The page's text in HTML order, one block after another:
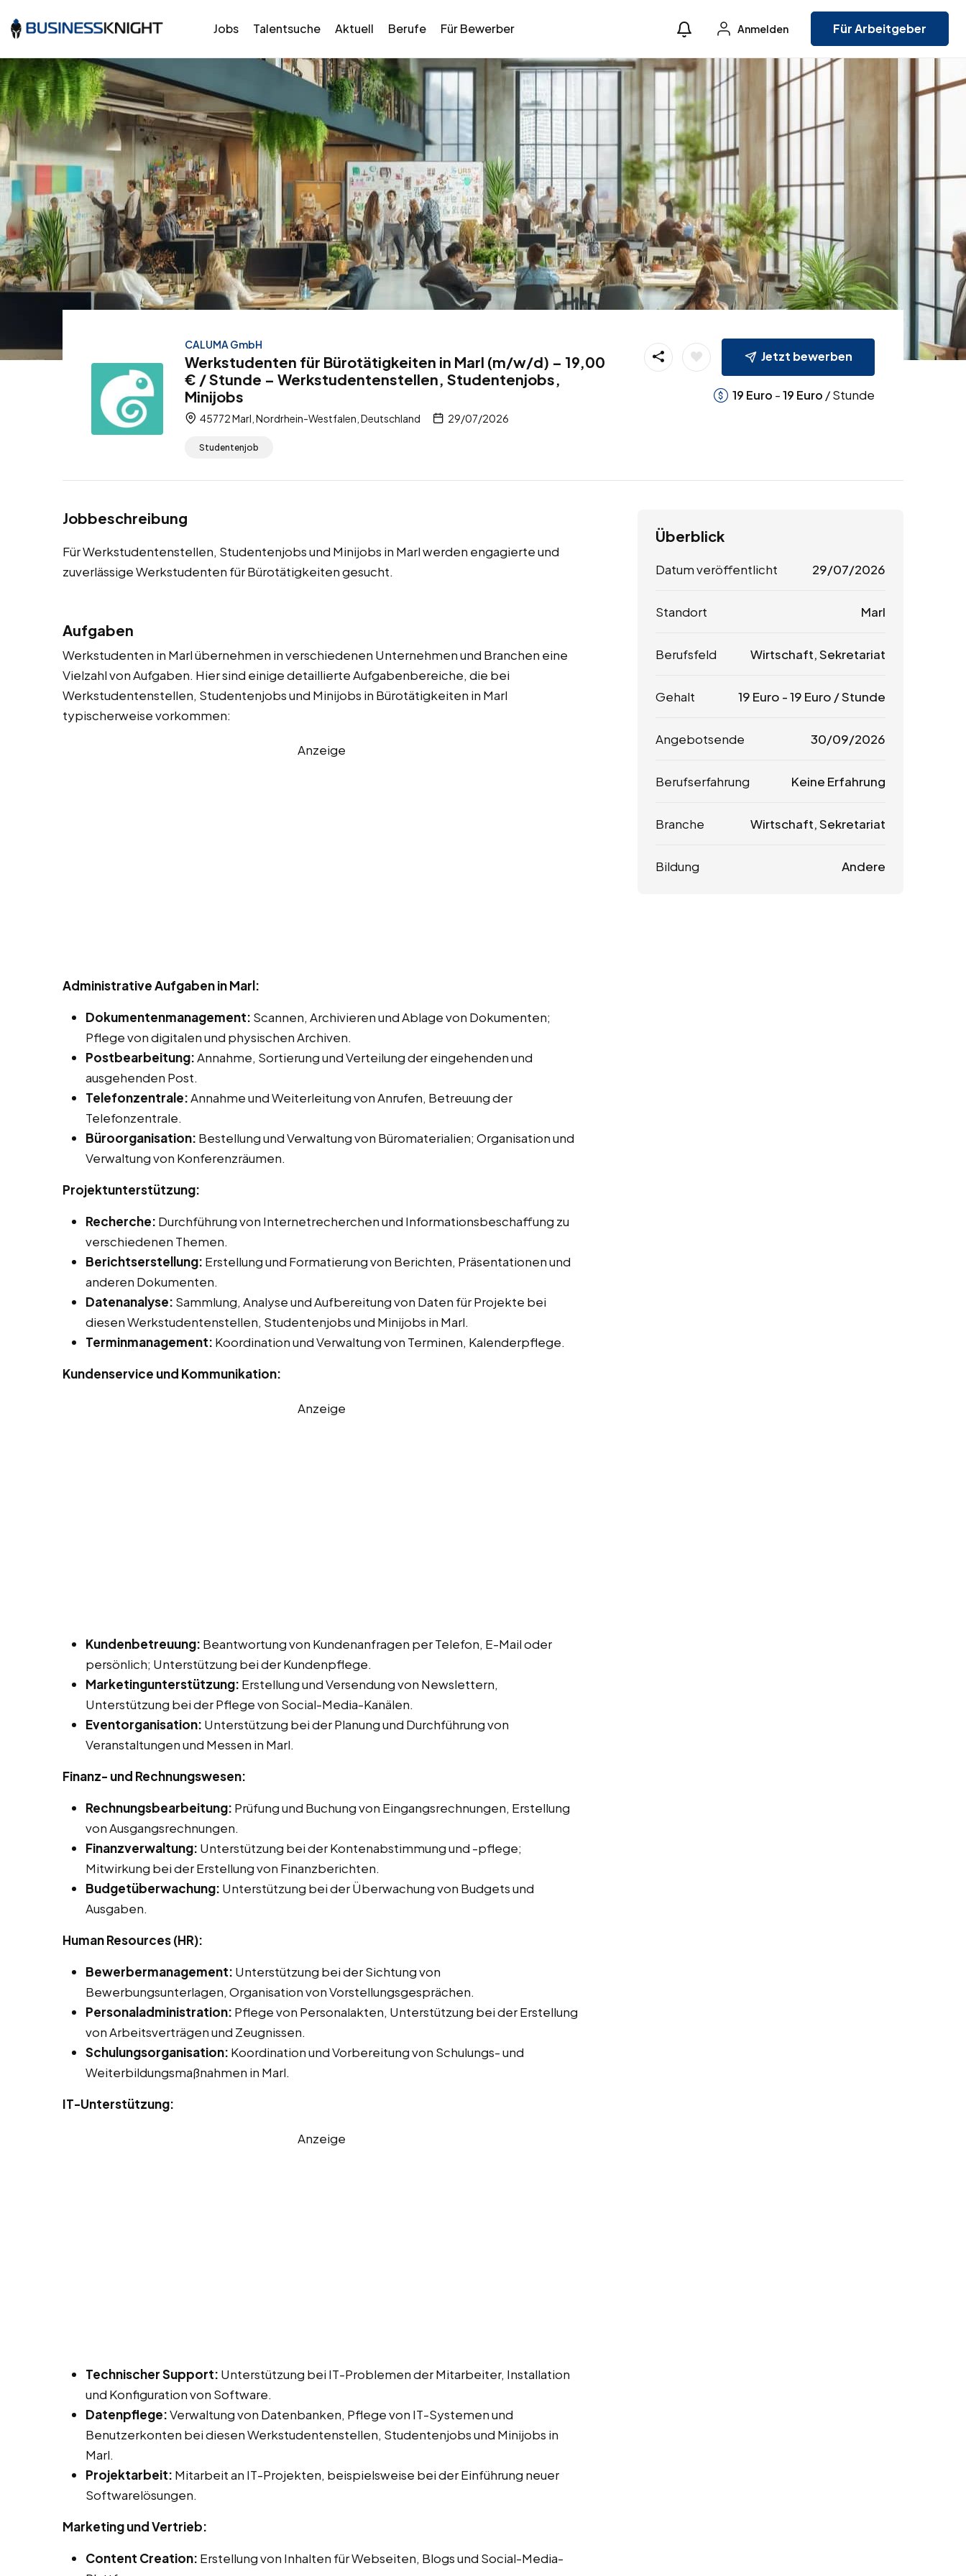
Jobs Talentsuche Aktuell Berufe Für Bewerber Anmelden Für Arbeitgeber
CALUMA GmbH
Werkstudenten für Bürotätigkeiten in Marl (m/w/d) – 19,00
€ / Stunde – Werkstudentenstellen, Studentenjobs,
Minijobs
45772 Marl, Nordrhein-Westfalen, Deutschland 29/07/2026
Studentenjob
Jetzt bewerben
19 Euro -19 Euro / Stunde
Jobbeschreibung
Für Werkstudentenstellen, Studentenjobs und Minijobs in Marl werden engagierte und
zuverlässige Werkstudenten für Bürotätigkeiten gesucht.
Aufgaben
Werkstudenten in Marl übernehmen in verschiedenen Unternehmen und Branchen eine
Vielzahl von Aufgaben. Hier sind einige detaillierte Aufgabenbereiche, die bei
Werkstudentenstellen, Studentenjobs und Minijobs in Bürotätigkeiten in Marl
typischerweise vorkommen:
Anzeige
Administrative Aufgaben in Marl:
Dokumentenmanagement: Scannen, Archivieren und Ablage von Dokumenten;
Pflege von digitalen und physischen Archiven.
Postbearbeitung:Annahme, Sortierung und Verteilung der eingehenden und
ausgehenden Post.
Telefonzentrale:Annahme und Weiterleitung von Anrufen, Betreuung der
Telefonzentrale.
Büroorganisation: Bestellung und Verwaltung von Büromaterialien; Organisation und
Verwaltung von Konferenzräumen.
Projektunterstützung:
Recherche: Durchführung von Internetrecherchen und Informationsbeschaffung zu
verschiedenen Themen.
Berichtserstellung: Erstellung und Formatierung von Berichten, Präsentationen und
anderen Dokumenten.
Datenanalyse: Sammlung, Analyse und Aufbereitung von Daten für Projekte bei
diesen Werkstudentenstellen, Studentenjobs und Minijobs in Marl.
Terminmanagement: Koordination und Verwaltung von Terminen, Kalenderpflege.
Kundenservice und Kommunikation:
Anzeige
Kundenbetreuung: Beantwortung von Kundenanfragen per Telefon, E-Mail oder
persönlich; Unterstützung bei der Kundenpflege.
Marketingunterstützung: Erstellung und Versendung von Newslettern,
Unterstützung bei der Pflege von Social-Media-Kanälen.
Eventorganisation: Unterstützung bei der Planung und Durchführung von
Veranstaltungen und Messen in Marl.
Finanz- und Rechnungswesen:
Rechnungsbearbeitung: Prüfung und Buchung von Eingangsrechnungen, Erstellung
von Ausgangsrechnungen.
Finanzverwaltung: Unterstützung bei der Kontenabstimmung und -pflege;
Mitwirkung bei der Erstellung von Finanzberichten.
Budgetüberwachung: Unterstützung bei der Überwachung von Budgets und
Ausgaben.
Human Resources (HR):
Bewerbermanagement: Unterstützung bei der Sichtung von
Bewerbungsunterlagen, Organisation von Vorstellungsgesprächen.
Personaladministration: Pflege von Personalakten, Unterstützung bei der Erstellung
von Arbeitsverträgen und Zeugnissen.
Schulungsorganisation: Koordination und Vorbereitung von Schulungs- und
Weiterbildungsmaßnahmen in Marl.
IT-Unterstützung:
Anzeige
Technischer Support: Unterstützung bei IT-Problemen der Mitarbeiter, Installation
und Konfiguration von Software.
Datenpflege:Verwaltung von Datenbanken, Pflege von IT-Systemen und
Benutzerkonten bei diesen Werkstudentenstellen, Studentenjobs und Minijobs in
Marl.
Projektarbeit: Mitarbeit an IT-Projekten, beispielsweise bei der Einführung neuer
Softwarelösungen.
Marketing und Vertrieb:
Content Creation: Erstellung von Inhalten für Webseiten, Blogs und Social-Media-
Überblick
Datum veröffentlicht 29/07/2026
Standort Marl
Berufsfeld Wirtschaft, Sekretariat
Gehalt 19 Euro -19 Euro / Stunde
Angebotsende 30/09/2026
Berufserfahrung Keine Erfahrung
Branche Wirtschaft, Sekretariat
Bildung Andere